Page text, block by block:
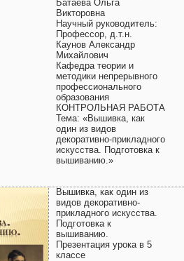
Батаева Ольга
Викторовна
Научный руководитель:
Профессор, д.т.н.
Каунов Александр
Михайлович
Кафедра теории и
методики непрерывного
профессионального
образования
КОНТРОЛЬНАЯ РАБОТА
Тема: «Вышивка, как
один из видов
декоративно-прикладного
искусства. Подготовка к
вышиванию.»
Вышивка, как один из
видов декоративно-
прикладного искусства.
Подготовка к
вышиванию.
Презентация урока в 5
классе